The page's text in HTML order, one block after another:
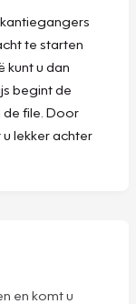
te starten
kunt u dan
begint de
de file. Door
lekker achter
en komt u